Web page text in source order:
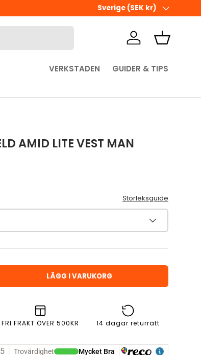
Ute i sista minuten? Välj
Land/Region
Sverige (SEK kr)
Logga inKorg
VERKSTADEN GUIDER & TIPS
AMID LITE VEST MAN
Storleksguide
LÄGG I VARUKORG
FRI FRAKT ÖVER 500KR 14 dagar returrätt